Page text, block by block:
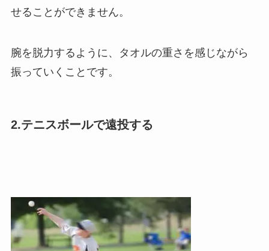
せることができません。
腕を脱力するように、タオルの重さを感じながら
振っていくことです。
2.テニスボールで遠投する